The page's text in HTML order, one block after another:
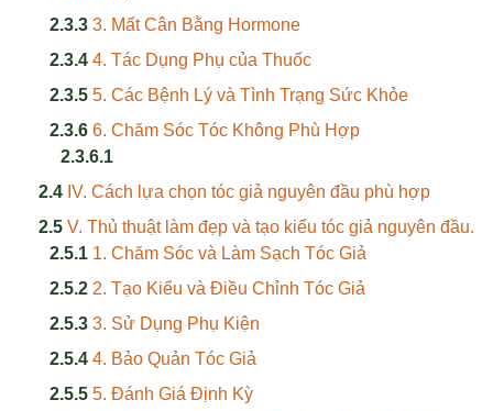
3. Mất Cân Bằng Hormone
4. Tác Dụng Phụ của Thuốc
5. Các Bệnh Lý và Tình Trạng Sức Khỏe
6. Chăm Sóc Tóc Không Phù Hợp
IV. Cách lựa chọn tóc giả nguyên đầu phù hợp
V. Thủ thuật làm đẹp và tạo kiểu tóc giả nguyên đầu.
1. Chăm Sóc và Làm Sạch Tóc Giả
2. Tạo Kiểu và Điều Chỉnh Tóc Giả
3. Sử Dụng Phụ Kiện
4. Bảo Quản Tóc Giả
5. Đánh Giá Định Kỳ